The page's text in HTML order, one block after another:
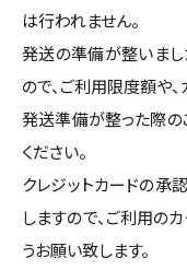
は行われません。
発送の準備が整いま
ので、ご利用限度額や
発送準備が整った際の
ください。
クレジットカードの承
しますので、ご利用の
うお願い致します。